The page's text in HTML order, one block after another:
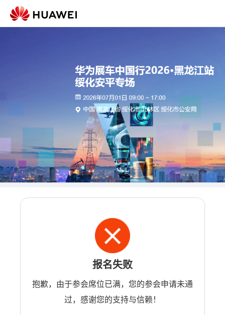
报名失败
抱歉，由于参会席位已满，您的参会申请未通
过，感谢您的支持与信赖！